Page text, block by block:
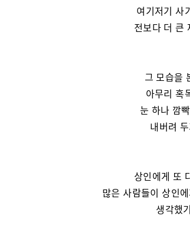
여기저기 사
전보다 더 큰
그 모습을
아무리 혹
눈 하나 깜
내버려
상인에게 또
많은 사람들이 상인
생각했